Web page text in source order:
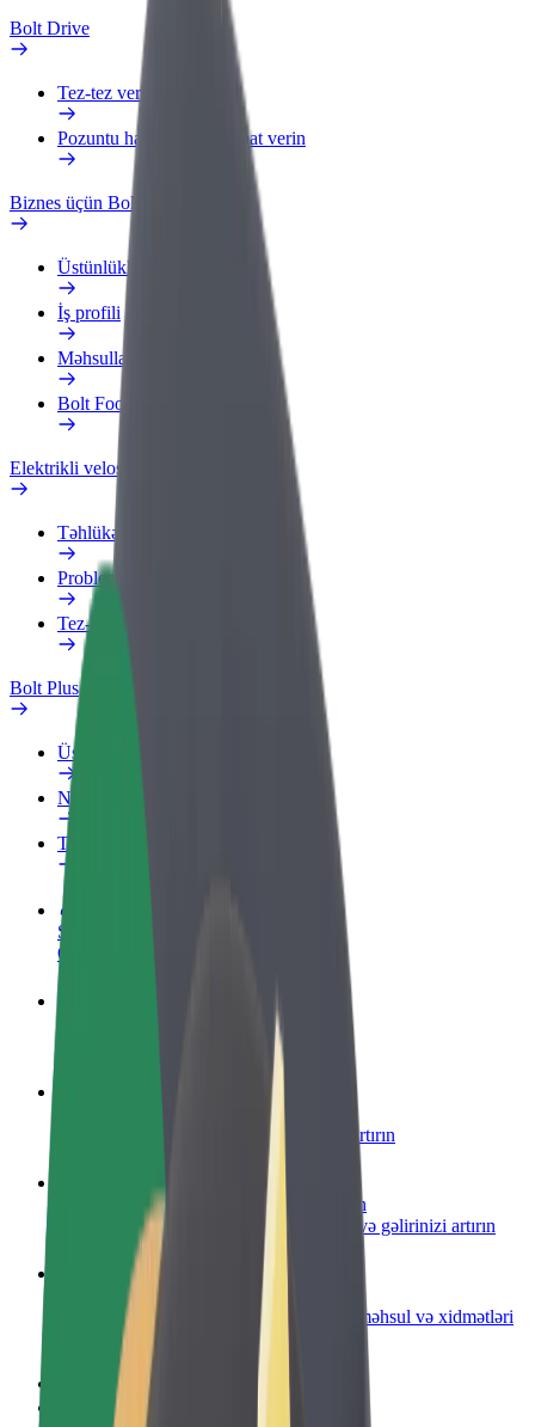
Bolt Drive
Tez-tez verilən suallar
Pozuntu haqqında məlumat verin
Biznes üçün Bolt
Üstünlüklər
İş profili
Məhsullar
Bolt Food for Business
Elektrikli velosipedlər
Təhlükəsizlik Laboratoriyası
Problemi bildir
Tez-tez verilən suallar
Bolt Plus
Üstünlüklər
Necə qoşulmalı?
Tez-tez verilən suallar
Sürücü ol
Öz şərtlərinizə uyğun olaraq qazanın
Yemək çatdırın və həftəlik ödəniş alın
Restoran və ya mağaza əlavə edin
Daha çox müştəri cəlb edin və satışları artırın
Avtopark sahibi kimi qeydiyyatdan keçin
Avtoparkınızı Bolt platformasına qoşun və gəlirinizi artırın
Biznes üçün Bolt
Biznesiniz üçün miqyaslandırılmış Bolt məhsul və xidmətləri